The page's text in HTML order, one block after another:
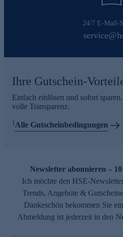
24/7 E-Mail-
Ihre Gutschein-
Einfach einlösen und sofort
volle Transparenz.
1Alle Gutscheinbedingungen
Newsletter abonnieren –
Ich möchte den HSE-
Trends, Angebote &
Dankeschön bekommen Sie
Abmeldung ist jederzeit in den